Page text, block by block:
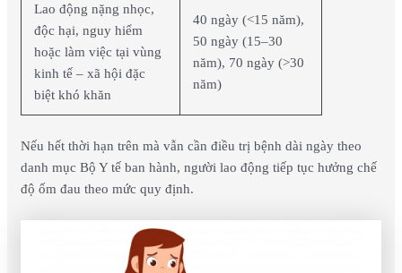
Lao động nặng nhọc,
độc hại, nguy hiểm
hoặc làm việc tại vùng
kinh tế – xã hội đặc
biệt khó khăn
40 ngày (<15 năm),
50 ngày (15–30
năm), 70 ngày (>30
năm)
Nếu hết thời hạn trên mà vẫn cần điều trị bệnh dài ngày theo
danh mục Bộ Y tế ban hành, người lao động tiếp tục hưởng chế
độ ốm đau theo mức quy định.